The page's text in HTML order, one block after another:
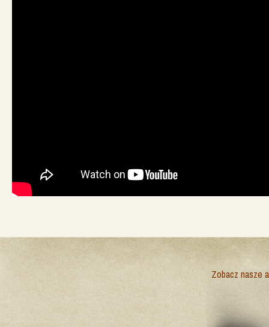
Zobacz nasze